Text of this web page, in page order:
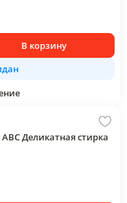
В корзину
Деликатная стирка